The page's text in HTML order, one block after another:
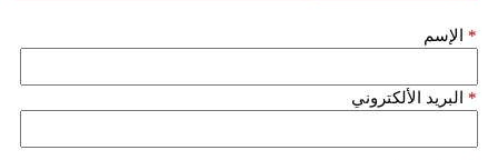
الإسم *
البريد الألكتروني *